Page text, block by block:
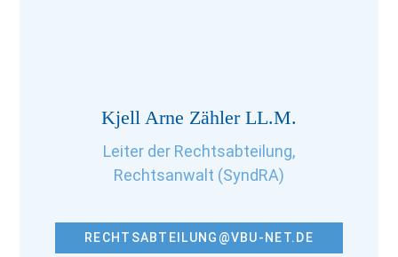
Kjell Arne Zähler LL.M.
Leiter der Rechtsabteilung,
Rechtsanwalt (SyndRA)
RECHTSABTEILUNG@VBU-NET.DE